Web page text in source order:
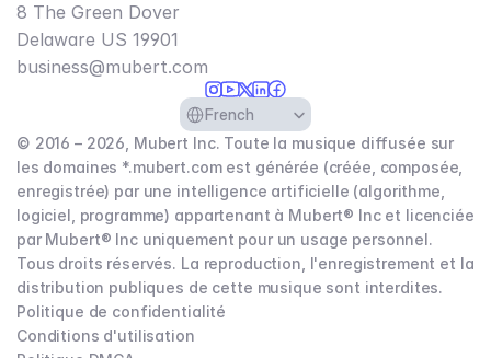
8 The Green Dover
Delaware US 19901​
business@mubert.com
Select Language
French
© 2016 – 2026, Mubert Inc. Toute la musique diffusée sur
les domaines *.mubert.com est générée (créée, composée,
enregistrée) par une intelligence artificielle (algorithme,
logiciel, programme) appartenant à Mubert® Inc et licenciée
par Mubert® Inc uniquement pour un usage personnel.
Tous droits réservés. La reproduction, l'enregistrement et la
distribution publiques de cette musique sont interdites.
Politique de confidentialité
Conditions d'utilisation